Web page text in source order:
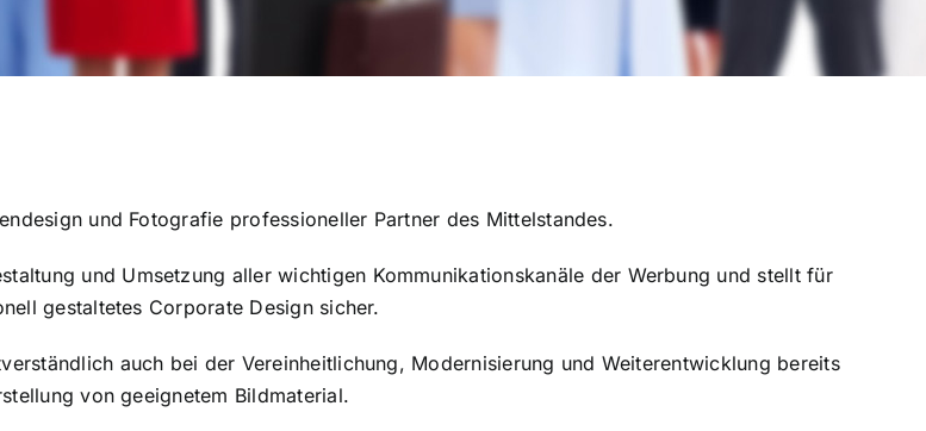
und Fotografie professioneller Partner des Mittelstandes.
und Umsetzung aller wichtigen Kommunikationskanäle der Werbung und stellt für
gestaltetes Corporate Design sicher.
auch bei der Vereinheitlichung, Modernisierung und Weiterentwicklung bereits
von geeignetem Bildmaterial.